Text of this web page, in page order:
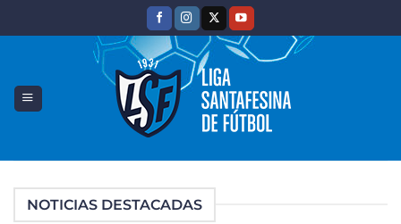
NOTICIAS DESTACADAS